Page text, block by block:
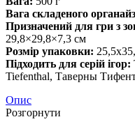
Вага складеного
Призначений для гри з
29,8×29,8×7,3 см
Розмір упаковки:
Підходить для серій ігор:
Tiefenthal, Таверны
Опис
Розгорнути